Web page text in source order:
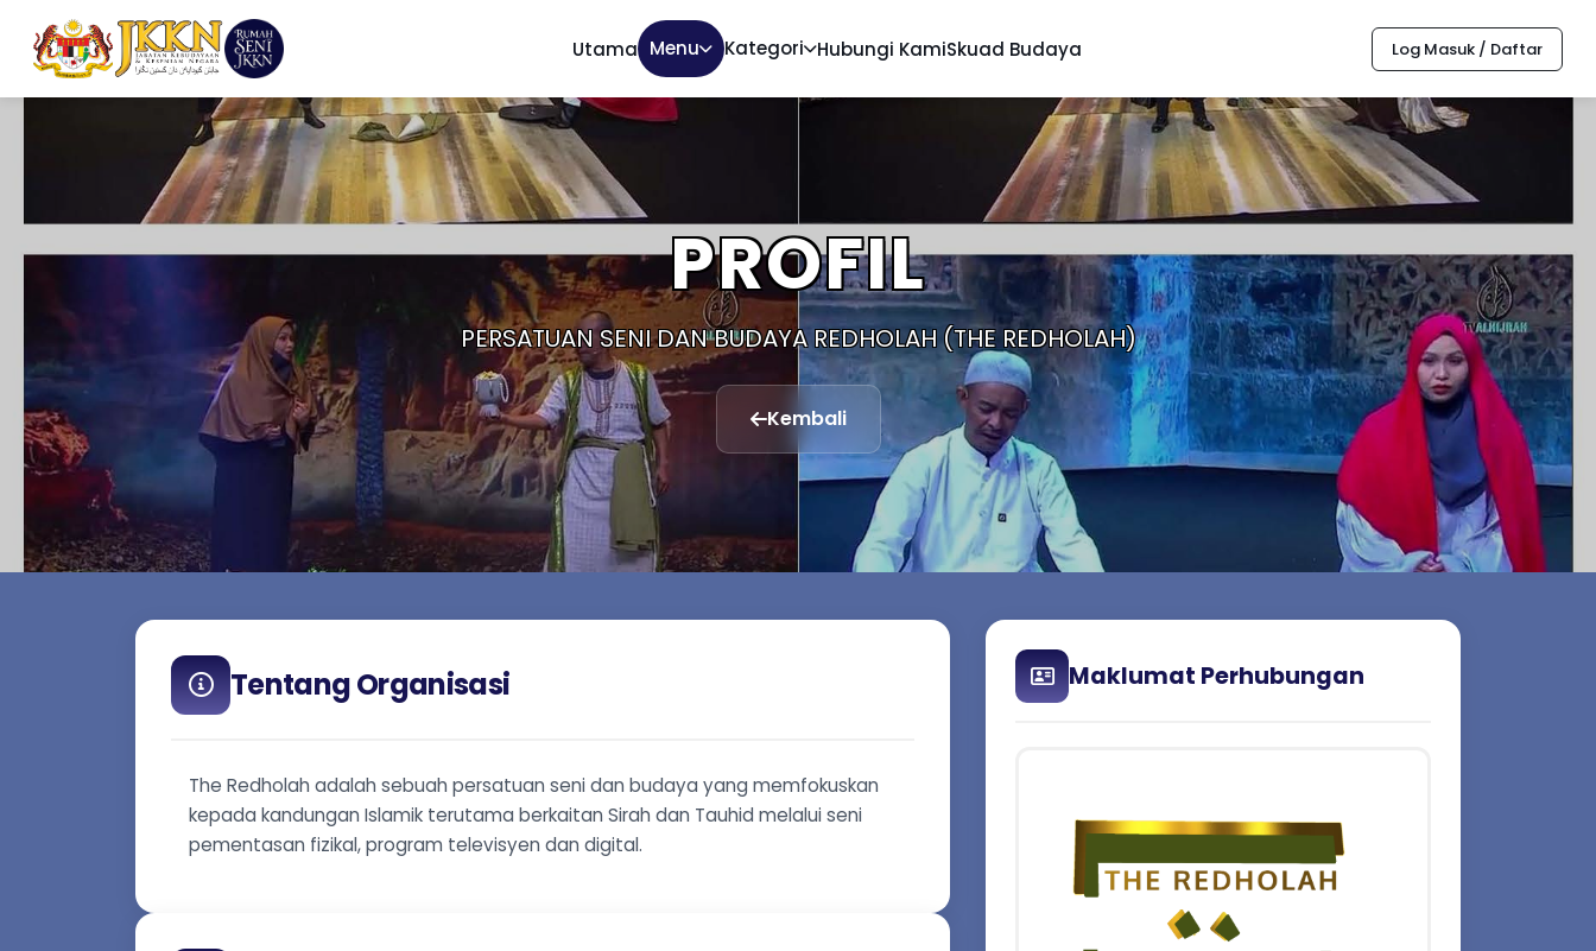
Utama Menu Kategori Hubungi KamiSkuad Budaya Log Masuk / Daftar
PROFIL
PERSATUAN SENI DAN BUDAYA REDHOLAH (THE REDHOLAH)
Kembali
Tentang Organisasi
The Redholah adalah sebuah persatuan seni dan budaya yang memfokuskan
kepada kandungan Islamik terutama berkaitan Sirah dan Tauhid melalui seni
pementasan fizikal, program televisyen dan digital.
Maklumat Perhubungan